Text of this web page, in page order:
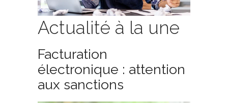
Actualité à la une
Facturation
électronique : attention
aux sanctions